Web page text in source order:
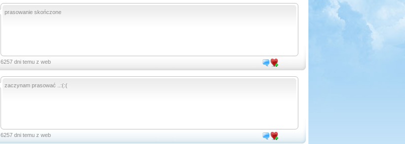
prasowanie skończone
6257 dni temu z web
zaczynam prasować ..:(:(
6257 dni temu z web